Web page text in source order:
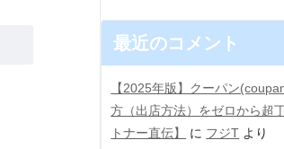
最近のコメント
【2025年版】クーパン
方（出店方法）をゼロから超
トナー直伝】
に フジT より